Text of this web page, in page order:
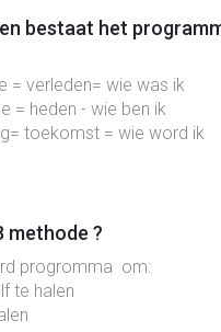
bestaat het
= verleden= wie was ik
= heden - wie ben ik
toekomst = wie word ik
methode ?
progromma om:
te halen